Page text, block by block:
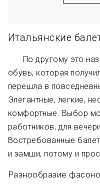
Итальянские
По другому это
обувь, которая
перешла в
Элегантные, легкие,
комфортные. Выбор
работников, для
Востребованные
и замши, потому и
Разнообразие